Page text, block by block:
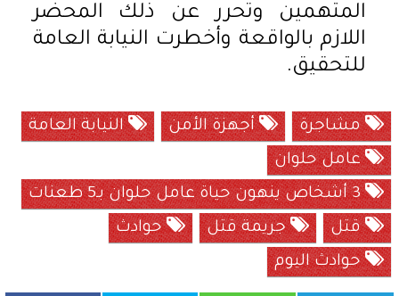
المتهمين وتحرر عن ذلك المحضر
اللازم بالواقعة وأخطرت النيابة العامة
للتحقيق.
مشاجرة أجهزة الأمن
النيابة العامة
عامل حلوان
3 أشخاص ينهون حياة عامل حلوان بـ5 طعنات
قتل
جريمة قتل
حوادث
حوادث اليوم